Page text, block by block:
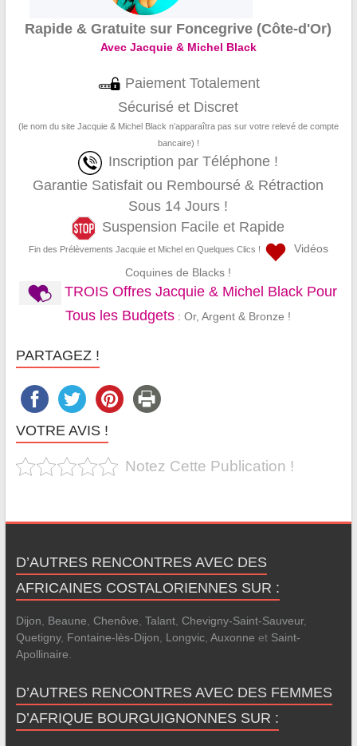
Rapide & Gratuite sur Foncegrive (Côte-d'Or)
Avec Jacquie & Michel Black
Paiement Totalement
Sécurisé et Discret
(le nom du site Jacquie & Michel Black n’apparaîtra pas sur votre relevé de compte
bancaire) !
Inscription par Téléphone !
Garantie Satisfait ou Remboursé & Rétraction
Sous 14 Jours !
Suspension Facile et Rapide
Fin des Prélèvements Jacquie et Michel en Quelques Clics !
Vidéos
Coquines de Blacks !
TROIS Offres Jacquie & Michel Black Pour
Tous les Budgets : Or, Argent & Bronze !
PARTAGEZ !
VOTRE AVIS !
Notez Cette Publication !
D’AUTRES RENCONTRES AVEC DES
AFRICAINES COSTALORIENNES SUR :
Dijon, Beaune, Chenôve, Talant, Chevigny-Saint-Sauveur,
Quetigny, Fontaine-lès-Dijon, Longvic, Auxonne et Saint-
Apollinaire.
D’AUTRES RENCONTRES AVEC DES FEMMES
D’AFRIQUE BOURGUIGNONNES SUR :